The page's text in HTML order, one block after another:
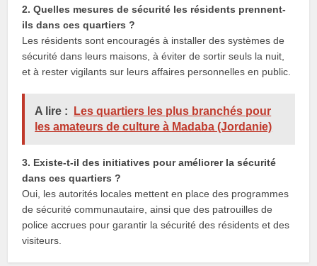
2. Quelles mesures de sécurité les résidents prennent-
ils dans ces quartiers ?
Les résidents sont encouragés à installer des systèmes de
sécurité dans leurs maisons, à éviter de sortir seuls la nuit,
et à rester vigilants sur leurs affaires personnelles en public.
A lire :
Les quartiers les plus branchés pour
les amateurs de culture à Madaba (Jordanie)
3. Existe-t-il des initiatives pour améliorer la sécurité
dans ces quartiers ?
Oui, les autorités locales mettent en place des programmes
de sécurité communautaire, ainsi que des patrouilles de
police accrues pour garantir la sécurité des résidents et des
visiteurs.